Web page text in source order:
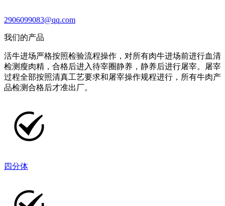
2906099083@qq.com
我们的产品
活牛进场严格按照检验流程操作，对所有肉牛进场前进行血清
检测瘦肉精，合格后进入待宰圈静养，静养后进行屠宰。屠宰
过程全部按照清真工艺要求和屠宰操作规程进行，所有牛肉产
品检测合格后才准出厂。
四分体